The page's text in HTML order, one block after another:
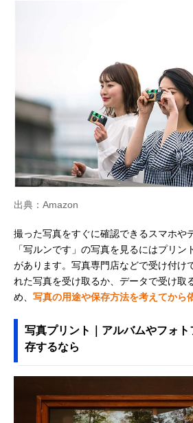
出典：Amazon
撮った写真をすぐに確認できるスマホや
「写ルンです」の写真を見るにはプリ
があります。写真専門店などで受け付け
れた写真を受け取るか、データで受け取
め、 写真の用途や保存方法を考えてから
写真プリント｜アルバムやフォ
存するなら